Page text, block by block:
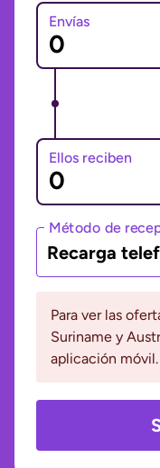
Envías
Ellos reciben
Método de
Recarga
Para ver las
Suriname y
aplicación móvil.